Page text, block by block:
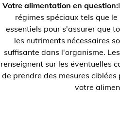
Votre alimentation en question:
régimes spéciaux tels que
essentiels pour s'assurer que
les nutriments nécessaires
suffisante dans l'organisme.
renseignent sur les éventuelles
de prendre des mesures
votre